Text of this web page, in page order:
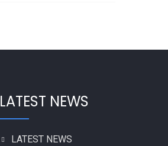
LATEST NEWS
LATEST NEWS